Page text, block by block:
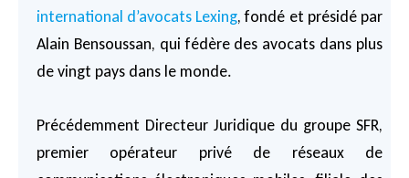
international d’avocats Lexing, fondé et présidé par
Alain Bensoussan, qui fédère des avocats dans plus
de vingt pays dans le monde.
Précédemment Directeur Juridique du groupe SFR,
premier opérateur privé de réseaux de